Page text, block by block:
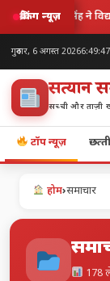
ब्रेकिंग न्यूज़
राष्ट्रभक्ति का जज़्बा..!
गुरुवार, 6 अगस्त 2026
सत्यज्ञान
सच्ची और ताज़ी
टॉप न्यूज़
होम›समाचार
178